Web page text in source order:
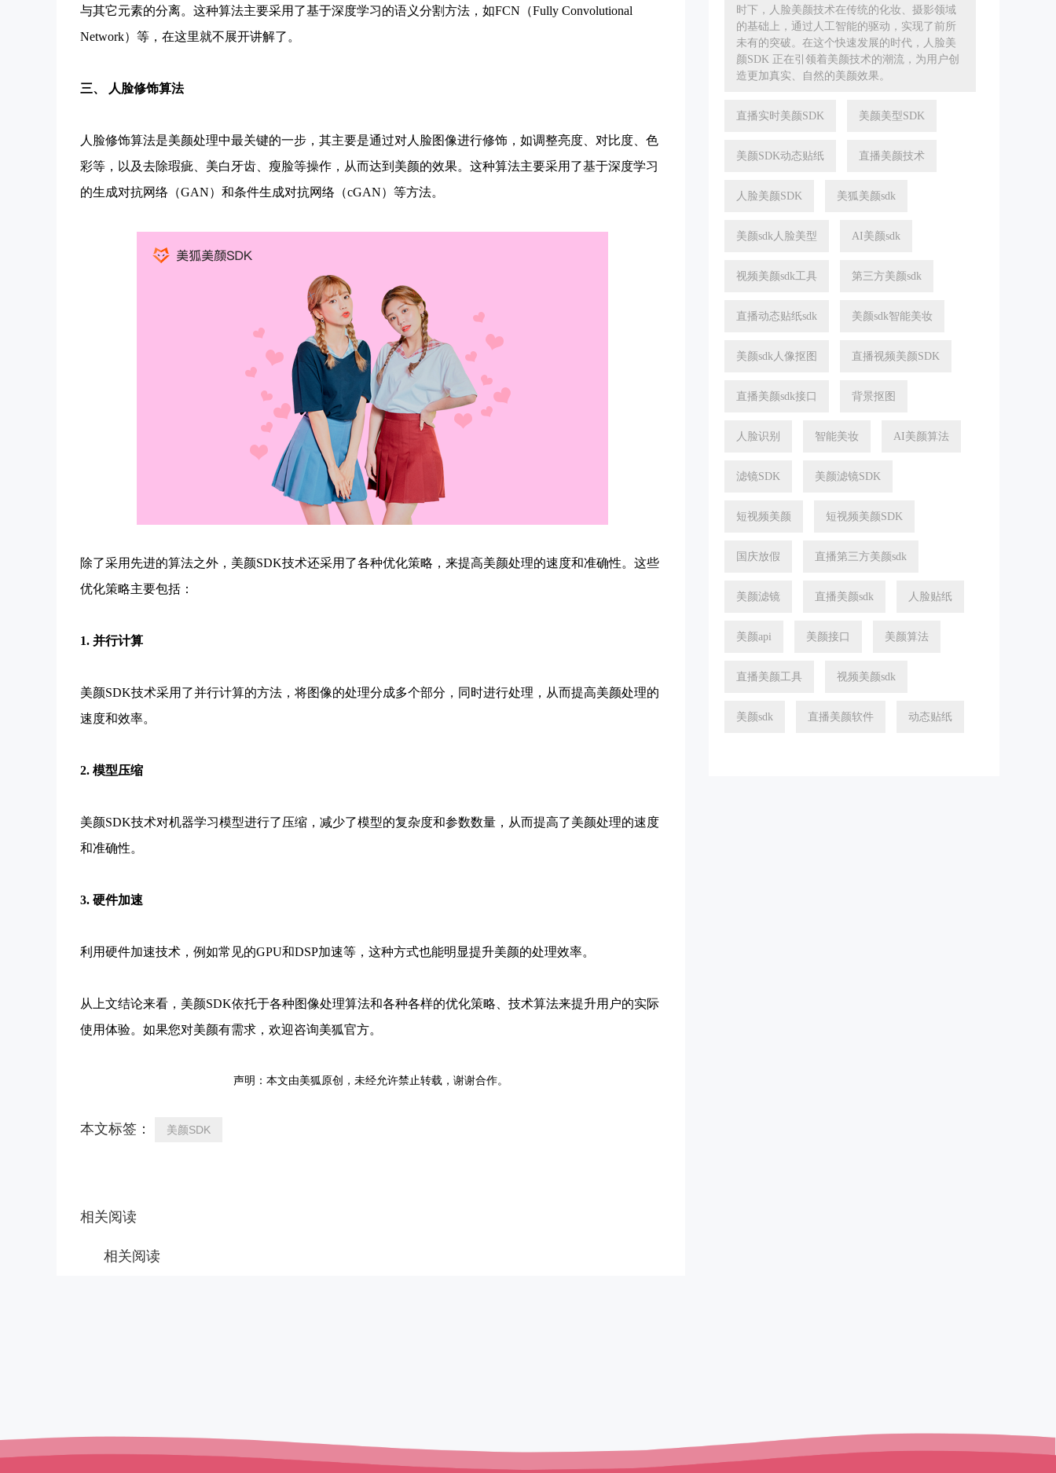
与其它元素的分离。这种算法主要采用了基于深度学习的语义分割方法，如FCN（Fully Convolutional
Network）等，在这里就不展开讲解了。
三、 人脸修饰算法
人脸修饰算法是美颜处理中最关键的一步，其主要是通过对人脸图像进行修饰，如调整亮度、对比度、色
彩等，以及去除瑕疵、美白牙齿、瘦脸等操作，从而达到美颜的效果。这种算法主要采用了基于深度学习
的生成对抗网络（GAN）和条件生成对抗网络（cGAN）等方法。
除了采用先进的算法之外，美颜SDK技术还采用了各种优化策略，来提高美颜处理的速度和准确性。这些
优化策略主要包括：
1. 并行计算
美颜SDK技术采用了并行计算的方法，将图像的处理分成多个部分，同时进行处理，从而提高美颜处理的
速度和效率。
2. 模型压缩
美颜SDK技术对机器学习模型进行了压缩，减少了模型的复杂度和参数数量，从而提高了美颜处理的速度
和准确性。
3. 硬件加速
利用硬件加速技术，例如常见的GPU和DSP加速等，这种方式也能明显提升美颜的处理效率。
从上文结论来看，美颜SDK依托于各种图像处理算法和各种各样的优化策略、技术算法来提升用户的实际
使用体验。如果您对美颜有需求，欢迎咨询美狐官方。
声明：本文由美狐原创，未经允许禁止转载，谢谢合作。
本文标签： 美颜SDK
相关阅读
相关阅读
时下，人脸美颜技术在传统的化妆、摄影领域
的基础上，通过人工智能的驱动，实现了前所
未有的突破。在这个快速发展的时代，人脸美
颜SDK 正在引领着美颜技术的潮流，为用户创
造更加真实、自然的美颜效果。
直播实时美颜SDK 美颜美型SDK
美颜SDK动态贴纸 直播美颜技术
人脸美颜SDK 美狐美颜sdk
美颜sdk人脸美型 AI美颜sdk
视频美颜sdk工具 第三方美颜sdk
直播动态贴纸sdk 美颜sdk智能美妆
美颜sdk人像抠图 直播视频美颜SDK
直播美颜sdk接口 背景抠图
人脸识别 智能美妆 AI美颜算法
滤镜SDK 美颜滤镜SDK
短视频美颜 短视频美颜SDK
国庆放假 直播第三方美颜sdk
美颜滤镜 直播美颜sdk 人脸贴纸
美颜api 美颜接口 美颜算法
直播美颜工具 视频美颜sdk
美颜sdk 直播美颜软件 动态贴纸